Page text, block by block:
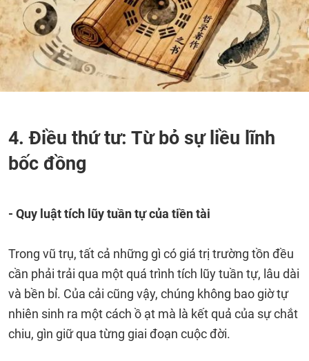
4. Điều thứ tư: Từ bỏ sự liều lĩnh
bốc đồng
- Quy luật tích lũy tuần tự của tiền tài
Trong vũ trụ, tất cả những gì có giá trị trường tồn đều
cần phải trải qua một quá trình tích lũy tuần tự, lâu dài
và bền bỉ. Của cải cũng vậy, chúng không bao giờ tự
nhiên sinh ra một cách ồ ạt mà là kết quả của sự chắt
chiu, gìn giữ qua từng giai đoạn cuộc đời.